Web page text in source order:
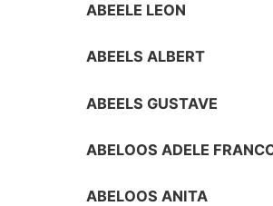
ABEELE LEON
ABEELS ALBERT
ABEELS GUSTAVE
ABELOOS ADELE
ABELOOS ANITA